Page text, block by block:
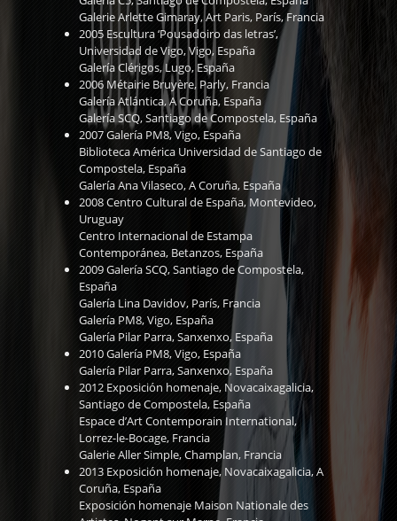
Galerie Arlette Gimaray, Art Paris, París, Francia
2005 Escultura ‘Pousadoiro das letras’,
Universidad de Vigo, Vigo, España
Galería Clérigos, Lugo, España
2006 Métairie Bruyère, Parly, Francia
Galería Atlántica, A Coruña, España
Galería SCQ, Santiago de Compostela, España
2007 Galería PM8, Vigo, España
Biblioteca América Universidad de Santiago de
Compostela, España
Galería Ana Vilaseco, A Coruña, España
2008 Centro Cultural de España, Montevideo,
Uruguay
Centro Internacional de Estampa
Contemporánea, Betanzos, España
2009 Galería SCQ, Santiago de Compostela,
España
Galería Lina Davidov, París, Francia
Galería PM8, Vigo, España
Galería Pilar Parra, Sanxenxo, España
2010 Galería PM8, Vigo, España
Galería Pilar Parra, Sanxenxo, España
2012 Exposición homenaje, Novacaixagalicia,
Santiago de Compostela, España
Espace d’Art Contemporain International,
Lorrez-le-Bocage, Francia
Galerie Aller Simple, Champlan, Francia
2013 Exposición homenaje, Novacaixagalicia, A
Coruña, España
Exposición homenaje Maison Nationale des